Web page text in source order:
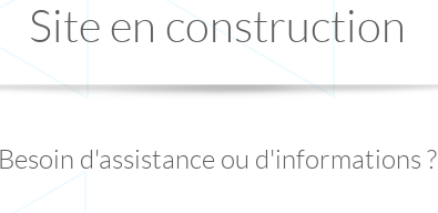
Site en construction
Besoin d'assistance ou d'informations ?